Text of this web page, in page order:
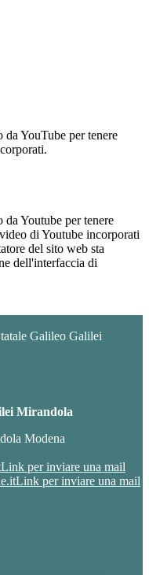
da YouTube per tenere
da Youtube per tenere
di Youtube incorporati
del sito web sta
dell'interfaccia di
Galileo Galilei
Mirandola
Modena
Link per inviare una mail
Link per inviare una mail